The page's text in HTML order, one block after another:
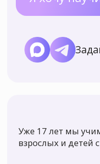
Уже 17 лет мы учим рисовать
взрослых и детей с нуля